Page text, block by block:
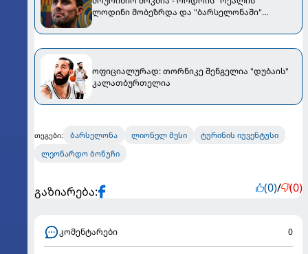
ლოდინი მობეზრდა და "ბარსელონაში"
ოფიციალურად: თორნიკე შენგელია "დუბაის"
კალათბურთელია
თეგები: ბარსელონა ლიონელ მესი
ტურინის იუვენტუსი
ლეონარდო ბონუჩი
გაზიარება: (0)/ (0)
კომენტარები 0